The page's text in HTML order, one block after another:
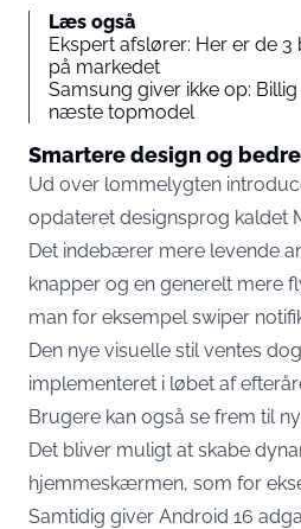
Læs også
Ekspert afslører: Her er de
på markedet
Samsung giver ikke op:
næste topmodel
Smartere design og
Ud over lommelygten
opdateret designsprog kaldet
Det indebærer mere levende
knapper og en generelt mere
man for eksempel swiper
Den nye visuelle stil ventes
implementeret i løbet af
Brugere kan også se frem til
Det bliver muligt at skabe
hjemmeskærmen, som for
Samtidig giver Android 16